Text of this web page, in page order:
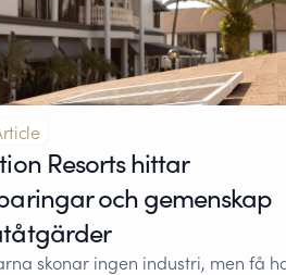
Resorts hittar
och gemenskap
skonar ingen industri, men få